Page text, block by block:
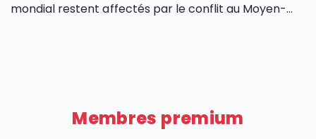
mondial restent affectés par le conflit au Moyen-
actions à grande capitalisation d’Europe. Ce repli
constitue-t-il une opportunité d’achat ou le signe
Membres premium